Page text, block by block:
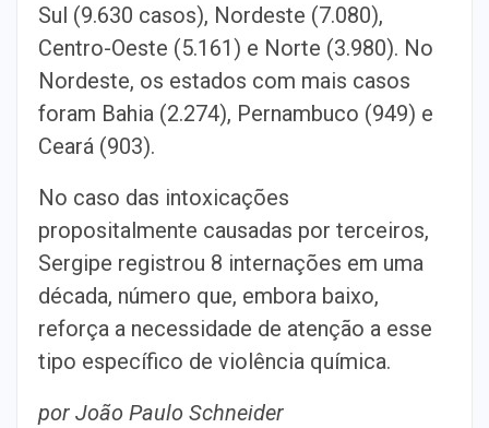
Sul (9.630 casos), Nordeste (7.080),
Centro-Oeste (5.161) e Norte (3.980). No
Nordeste, os estados com mais casos
foram Bahia (2.274), Pernambuco (949) e
Ceará (903).
No caso das intoxicações
propositalmente causadas por terceiros,
Sergipe registrou 8 internações em uma
década, número que, embora baixo,
reforça a necessidade de atenção a esse
tipo específico de violência química.
por João Paulo Schneider